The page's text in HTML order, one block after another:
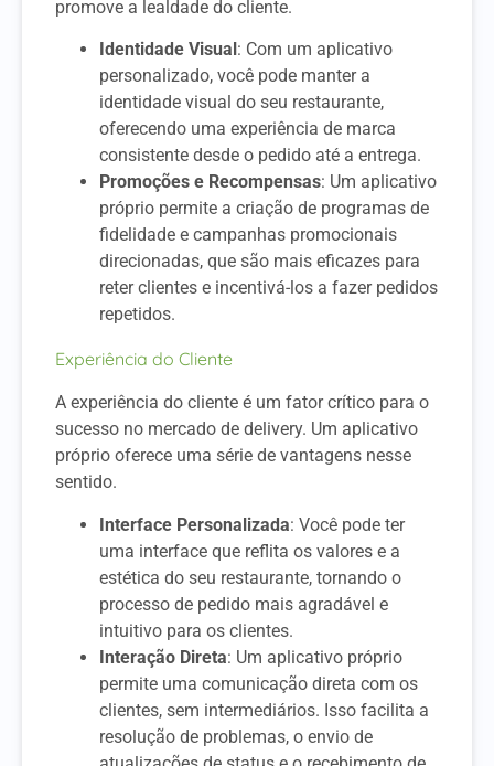
promove a lealdade do cliente.
Identidade Visual : Com um aplicativo
personalizado, você pode manter a
identidade visual do seu restaurante,
oferecendo uma experiência de marca
consistente desde o pedido até a entrega.
Promoções e Recompensas: Um aplicativo
próprio permite a criação de programas de
fidelidade e campanhas promocionais
direcionadas, que são mais eficazes para
reter clientes e incentivá-los a fazer pedidos
repetidos.
Experiência do Cliente
A experiência do cliente é um fator crítico para o
sucesso no mercado de delivery. Um aplicativo
próprio oferece uma série de vantagens nesse
sentido.
Interface Personalizada: Você pode ter
uma interface que reflita os valores e a
estética do seu restaurante, tornando o
processo de pedido mais agradável e
intuitivo para os clientes.
Interação Direta: Um aplicativo próprio
permite uma comunicação direta com os
clientes, sem intermediários. Isso facilita a
resolução de problemas, o envio de